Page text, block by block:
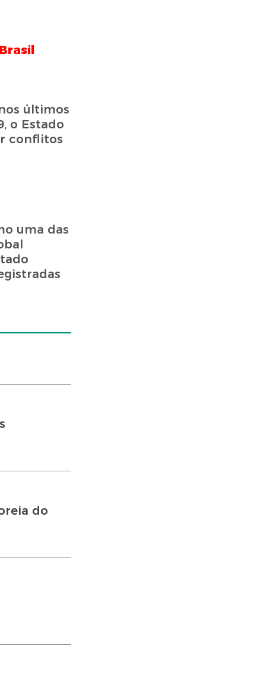
últimos
o Estado
conflitos
uma das
do